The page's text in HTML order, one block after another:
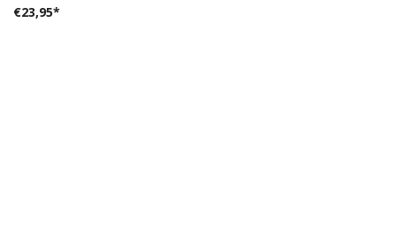
€23,95*